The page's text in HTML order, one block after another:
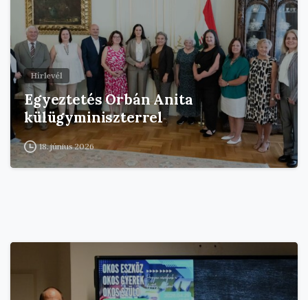
Hírlevél
Egyeztetés Orbán Anita
külügyminiszterrel
18. június 2026